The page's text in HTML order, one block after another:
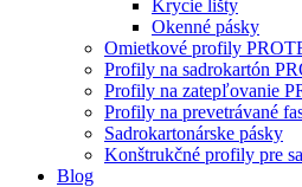
Krycie lišty
Okenné pásky
Omietkové profily
Profily na sadrokartón
Profily na zatepľovanie
Profily na prevetrávané
Sadrokartonárske pásky
Konštrukčné profily pre
Blog